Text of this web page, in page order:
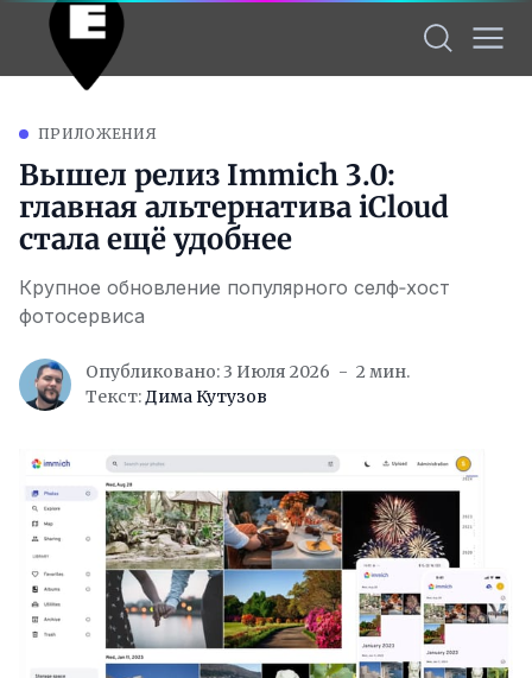
ПРИЛОЖЕНИЯ
Вышел релиз Immich 3.0:
главная альтернатива iCloud
стала ещё удобнее
Крупное обновление популярного селф‑хост
фотосервиса
Опубликовано: 3 Июля 2026
2 мин.
Текст:Дима Кутузов